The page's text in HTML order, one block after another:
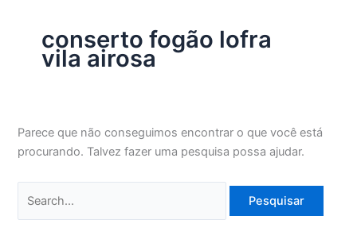
conserto fogão lofra
vila airosa
Parece que não conseguimos encontrar o que você está
procurando. Talvez fazer uma pesquisa possa ajudar.
por: